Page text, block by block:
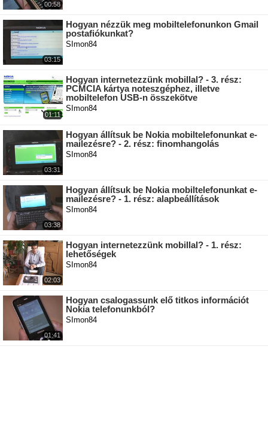
00:58
03:15
Hogyan nézzük meg mobiltelefonunkon Gmail
postafiókunkat?
SImon84
01:11
Hogyan internetezzünk mobillal? - 3. rész:
PCMCIA kártya noteszgéphez, illetve
mobiltelefon USB-n összekötve
SImon84
03:31
Hogyan állítsuk be Nokia mobiltelefonunkat e-
mailezésre? - 2. rész: finomhangolás
SImon84
03:38
Hogyan állítsuk be Nokia mobiltelefonunkat e-
mailezésre? - 1. rész: alapbeállítások
SImon84
02:03
Hogyan internetezzünk mobillal? - 1. rész:
lehetőségek
SImon84
01:41
Hogyan csalogassunk elő titkos információt
Nokia telefonunkból?
SImon84